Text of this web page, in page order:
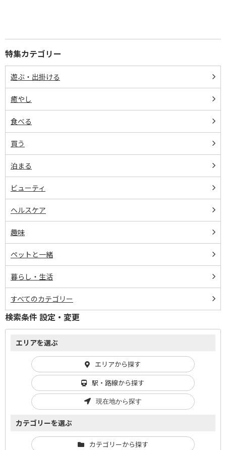
特集カテゴリー
遊ぶ・出掛ける
癒やし
食べる
買う
泊まる
ビューティ
ヘルスケア
趣味
ペットと一緒
暮らし・生活
すべてのカテゴリー
検索条件 設定・変更
エリアを選ぶ
エリアから探す
駅・路線から探す
現在地から探す
カテゴリーを選ぶ
カテゴリーから探す